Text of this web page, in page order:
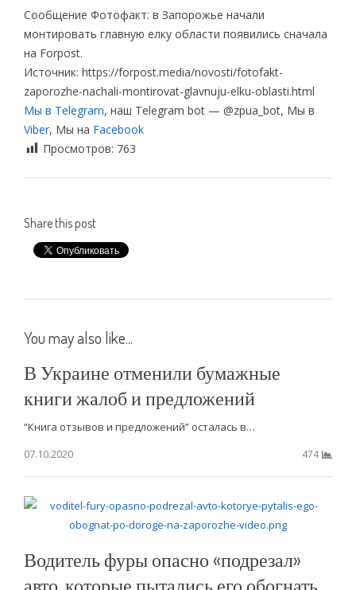
Сообщение Фотофакт: в Запорожье начали
монтировать главную елку области появились сначала
на Forpost.
Источник: https://forpost.media/novosti/fotofakt-
zaporozhe-nachali-montirovat-glavnuju-elku-oblasti.html
Мы в Telegram, наш Telegram bot — @zpua_bot, Мы в
Viber, Мы на Facebook
Просмотров: 763
Share this post
You may also like...
В Украине отменили бумажные
книги жалоб и предложений
“Книга отзывов и предложений” осталась в…
07.10.2020
474
Водитель фуры опасно «подрезал»
авто, которые пытались его обогнать